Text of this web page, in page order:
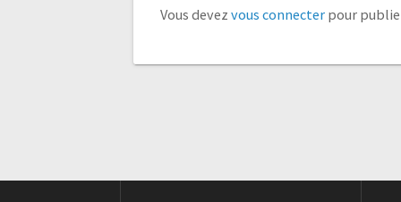
Vous devezvous connecter pour